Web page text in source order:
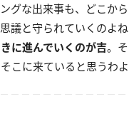
グな出来事も、どこか
思議と守られていくの
に進んでいくのが吉。
こに来ていると思うわ